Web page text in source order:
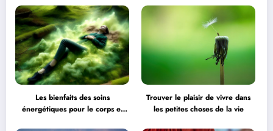
Les bienfaits des soins
énergétiques pour le corps et
Trouver le plaisir de vivre dans
les petites choses de la vie